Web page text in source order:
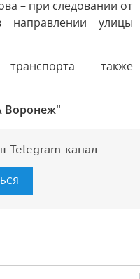
– при следовании от
улицы
также
Воронеж"
Telegram-канал